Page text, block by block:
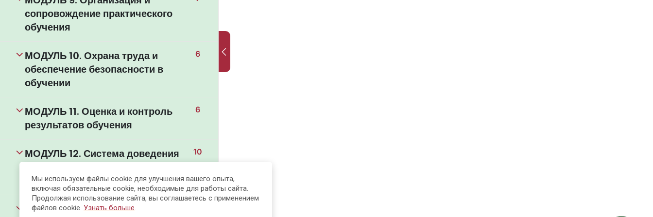
сопровождение практического
обучения
МОДУЛЬ 10. Охрана труда и
обеспечение безопасности в
обучении
6
МОДУЛЬ 11. Оценка и контроль
результатов обучения
6
МОДУЛЬ 12. Система доведения
профессионального результата
10
МОДУЛЬ 13. Демонстрация
Мы используем файлы cookie для улучшения вашего опыта,
включая обязательные cookie, необходимые для работы сайта.
Продолжая использование сайта, вы соглашаетесь с применением
файлов cookie. Узнать больше.